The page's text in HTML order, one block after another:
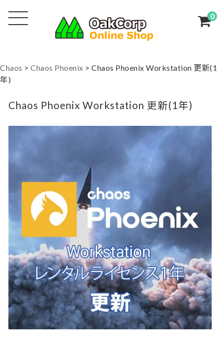
0
Chaos > Chaos Phoenix > Chaos Phoenix Workstation 更新(1
年)
Chaos Phoenix Workstation 更新(1年)